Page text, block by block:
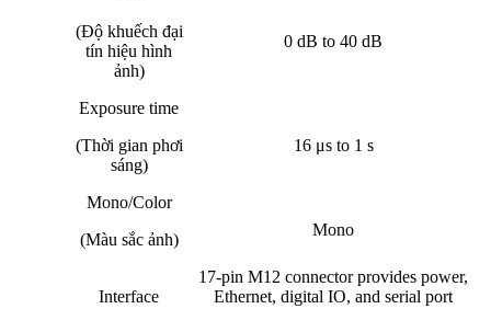
(Độ khuếch đại
tín hiệu hình
ảnh)
0 dB to 40 dB
Exposure time
(Thời gian phơi
sáng)
16 μs to 1 s
Mono/Color
(Màu sắc ảnh)
Mono
Interface
17-pin M12 connector provides power,
Ethernet, digital IO, and serial port